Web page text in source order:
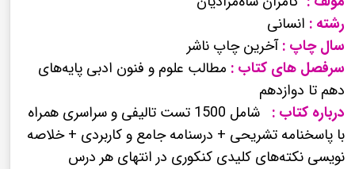
رشته : انسانی
سال چاپ :آخرین چاپ ناشر
سرفصل های کتاب : مطالب علوم و فنون ادبی پایه‌های
دهم تا دوازدهم
درباره کتاب :
شامل 1500 تست تالیفی و سراسری همراه
با پاسخنامه تشریحی + درسنامه جامع و کاربردی + خلاصه
نویسی نکته‌های کلیدی کنکوری در انتهای هر درس